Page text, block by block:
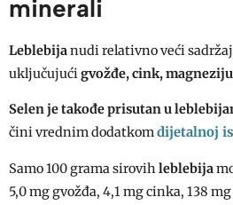
minerali
Leblebijanudi relativno veći
uključujućigvožđe, cink,
Selen je takođe prisutan u
čini vrednim dodatkomdijetalnoj
Samo 100 grama sirovihleblebija
5,0 mg gvožđa, 4,1 mg cinka, 138